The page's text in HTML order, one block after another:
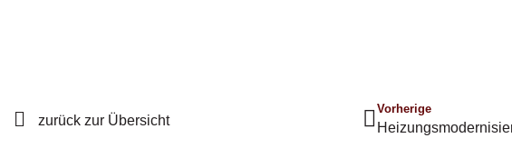
zurück zur Übersicht
Vorherige